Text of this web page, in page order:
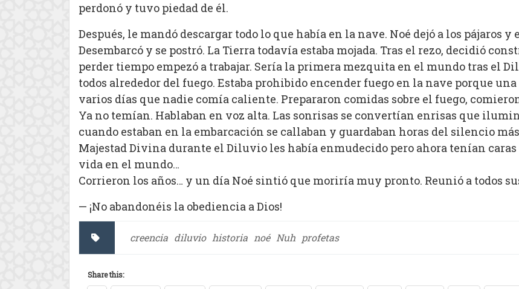
perdonó y tuvo piedad de él.
Después, le mandó descargar todo lo que había en la nave. Noé dejó a los pájaros
Desembarcó y se postró. La Tierra todavía estaba mojada. Tras el rezo, decidió
perder tiempo empezó a trabajar. Sería la primera mezquita en el mundo tras el
todos alrededor del fuego. Estaba prohibido encender fuego en la nave porque
varios días que nadie comía caliente. Prepararon comidas sobre el fuego,
Ya no temían. Hablaban en voz alta. Las sonrisas se convertían enrisas que
cuando estaban en la embarcación se callaban y guardaban horas del silencio
Majestad Divina durante el Diluvio les había enmudecido pero ahora tenían
vida en el mundo…
Corrieron los años… y un día Noé sintió que moriría muy pronto. Reunió a todos
— ¡No abandonéis la obediencia a Dios!
creencia diluvio historia noé Nuh profetas
Share this: